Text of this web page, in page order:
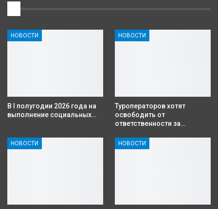
НОВОСТИ
В I полугодии 2026 года на
выполнение социальных…
НОВОСТИ
Туроператоров хотят
освободить от
ответственности за…
НОВОСТИ НОВОСТИ